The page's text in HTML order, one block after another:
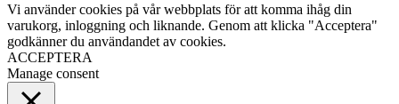
Vi använder cookies på vår webbplats för att komma ihåg din
varukorg, inloggning och liknande. Genom att klicka "Acceptera"
godkänner du användandet av cookies.
ACCEPTERA
Manage consent